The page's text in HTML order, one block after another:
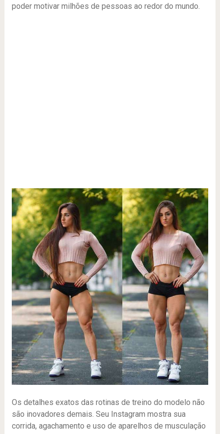
poder motivar milhões de pessoas ao redor do mundo.
Os detalhes exatos das rotinas de treino do modelo não
são inovadores demais. Seu Instagram mostra sua
corrida, agachamento e uso de aparelhos de musculação